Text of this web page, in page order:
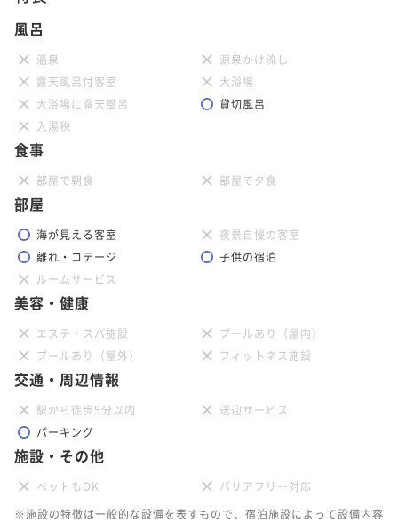
風呂
温泉
源泉かけ流し
露天風呂付客室
大浴場
大浴場に露天風呂
貸切風呂
入湯税
食事
部屋で朝食 部屋で夕食
部屋
海が見える客室
夜景自慢の客室
離れ・コテージ
子供の宿泊
ルームサービス
美容・健康
エステ・スパ施設
プールあり（屋内）
プールあり（屋外）
フィットネス施設
交通・周辺情報
駅から徒歩5分以内
送迎サービス
パーキング
施設・その他
ペットもOK
バリアフリー対応
※施設の特徴は一般的な設備を表すもので、宿泊施設によって設備内容